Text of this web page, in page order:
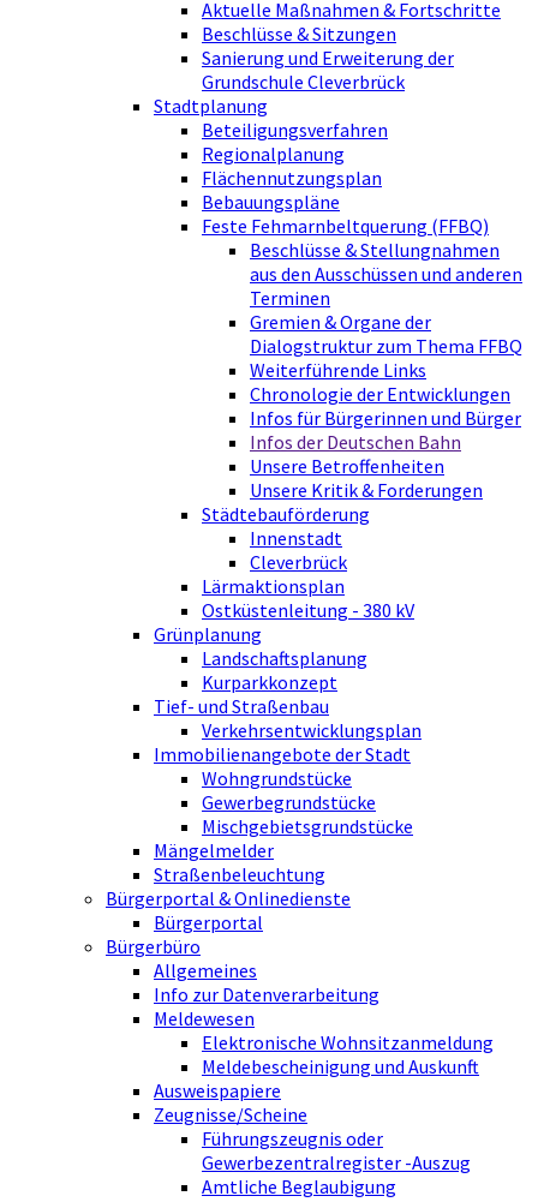
Aktuelle Maßnahmen & Fortschritte
Beschlüsse & Sitzungen
Sanierung und Erweiterung der
Grundschule Cleverbrück
Stadtplanung
Beteiligungsverfahren
Regionalplanung
Flächennutzungsplan
Bebauungspläne
Feste Fehmarnbeltquerung (FFBQ)
Beschlüsse & Stellungnahmen
aus den Ausschüssen und anderen
Terminen
Gremien & Organe der
Dialogstruktur zum Thema FFBQ
Weiterführende Links
Chronologie der Entwicklungen
Infos für Bürgerinnen und Bürger
Infos der Deutschen Bahn
Unsere Betroffenheiten
Unsere Kritik & Forderungen
Städtebauförderung
Innenstadt
Cleverbrück
Lärmaktionsplan
Ostküstenleitung - 380 kV
Grünplanung
Landschaftsplanung
Kurparkkonzept
Tief- und Straßenbau
Verkehrsentwicklungsplan
Immobilienangebote der Stadt
Wohngrundstücke
Gewerbegrundstücke
Mischgebietsgrundstücke
Mängelmelder
Straßenbeleuchtung
Bürgerportal & Onlinedienste
Bürgerportal
Bürgerbüro
Allgemeines
Info zur Datenverarbeitung
Meldewesen
Elektronische Wohnsitzanmeldung
Meldebescheinigung und Auskunft
Ausweispapiere
Zeugnisse/Scheine
Führungszeugnis oder
Gewerbezentralregister -Auszug
Amtliche Beglaubigung